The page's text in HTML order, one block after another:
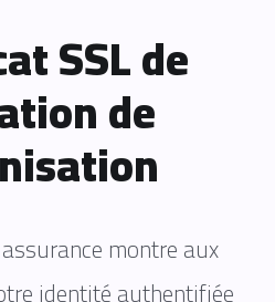
SSL de
de
montre aux